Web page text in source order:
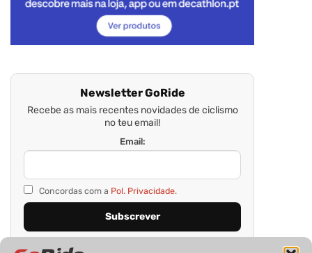
Newsletter GoRide
Recebe as mais recentes novidades de ciclismo
no teu email!
Email:
Concordas com a Pol. Privacidade.